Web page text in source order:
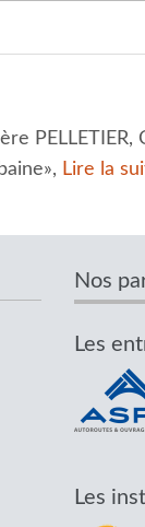
PELLETIER,
Lire la
Nos
Les
Les